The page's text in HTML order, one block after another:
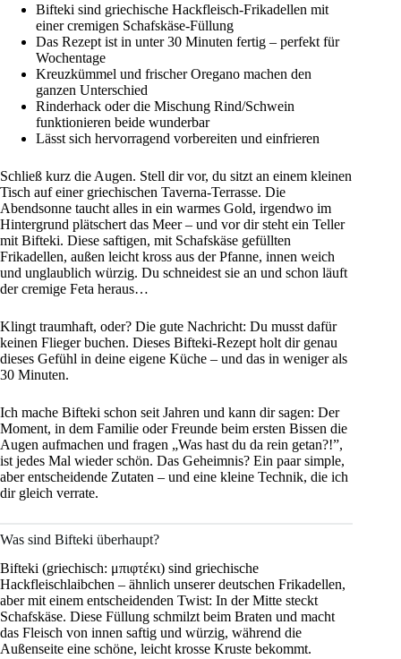
Bifteki sind griechische Hackfleisch-Frikadellen mit
einer cremigen Schafskäse-Füllung
Das Rezept ist in unter 30 Minuten fertig – perfekt für
Wochentage
Kreuzkümmel und frischer Oregano machen den
ganzen Unterschied
Rinderhack oder die Mischung Rind/Schwein
funktionieren beide wunderbar
Lässt sich hervorragend vorbereiten und einfrieren
Schließ kurz die Augen. Stell dir vor, du sitzt an einem kleinen
Tisch auf einer griechischen Taverna-Terrasse. Die
Abendsonne taucht alles in ein warmes Gold, irgendwo im
Hintergrund plätschert das Meer – und vor dir steht ein Teller
mit Bifteki. Diese saftigen, mit Schafskäse gefüllten
Frikadellen, außen leicht kross aus der Pfanne, innen weich
und unglaublich würzig. Du schneidest sie an und schon läuft
der cremige Feta heraus…
Klingt traumhaft, oder? Die gute Nachricht: Du musst dafür
keinen Flieger buchen. Dieses Bifteki-Rezept holt dir genau
dieses Gefühl in deine eigene Küche – und das in weniger als
30 Minuten.
Ich mache Bifteki schon seit Jahren und kann dir sagen: Der
Moment, in dem Familie oder Freunde beim ersten Bissen die
Augen aufmachen und fragen „Was hast du da rein getan?!”,
ist jedes Mal wieder schön. Das Geheimnis? Ein paar simple,
aber entscheidende Zutaten – und eine kleine Technik, die ich
dir gleich verrate.
Was sind Bifteki überhaupt?
Bifteki (griechisch: μπιφτέκι) sind griechische
Hackfleischlaibchen – ähnlich unserer deutschen Frikadellen,
aber mit einem entscheidenden Twist: In der Mitte steckt
Schafskäse. Diese Füllung schmilzt beim Braten und macht
das Fleisch von innen saftig und würzig, während die
Außenseite eine schöne, leicht krosse Kruste bekommt.